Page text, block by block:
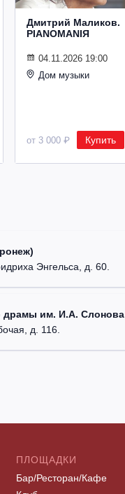
Дмитрий Маликов.
PIANOMANIЯ
04.11.2026 19:00
Дом музыки
от 3 000 ₽ Купить
Энгельса, д. 60.
драмы им. И.А. Слонова
д. 116.
ПЛОЩАДКИ
Бар/Ресторан/Кафе